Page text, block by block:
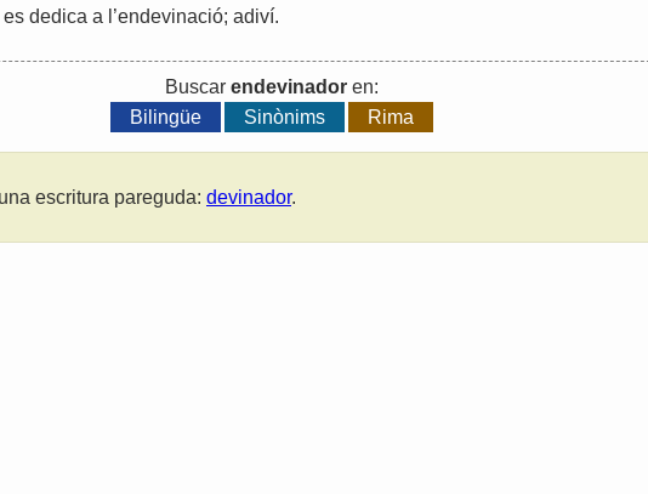
es dedica a ’endevinació; adiví.
Buscar endevinador en:
Bilingüe
Sinònims Rima
escritura pareguda: devinador.